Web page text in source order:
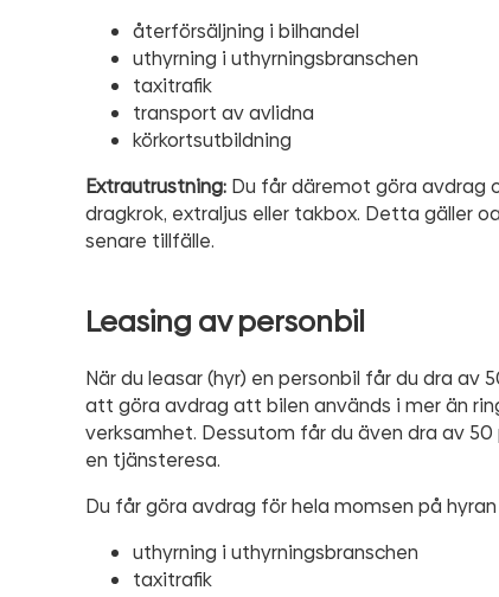
återförsäljning i bilhandel
uthyrning i uthyrningsbranschen
taxitrafik
transport av avlidna
körkortsutbildning
Extrautrustning: Du får däremot göra avdrag
dragkrok, extraljus eller takbox. Detta gäller
senare tillfälle.
Leasing av personbil
När du leasar (hyr) en personbil får du dra
att göra avdrag att bilen används i mer än
verksamhet. Dessutom får du även dra av
en tjänsteresa.
Du får göra avdrag för hela momsen på
uthyrning i uthyrningsbranschen
taxitrafik